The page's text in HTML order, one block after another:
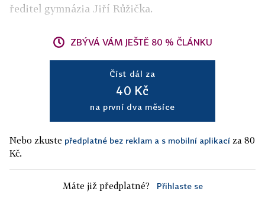
ředitel gymnázia Jiří Růžička.
ZBÝVÁ VÁM JEŠTĚ 80 % ČLÁNKU
Číst dál za
40 Kč
na první dva měsíce
Nebo zkuste předplatné bez reklam a s mobilní aplikací za 80
Kč.
Máte již předplatné? Přihlaste se